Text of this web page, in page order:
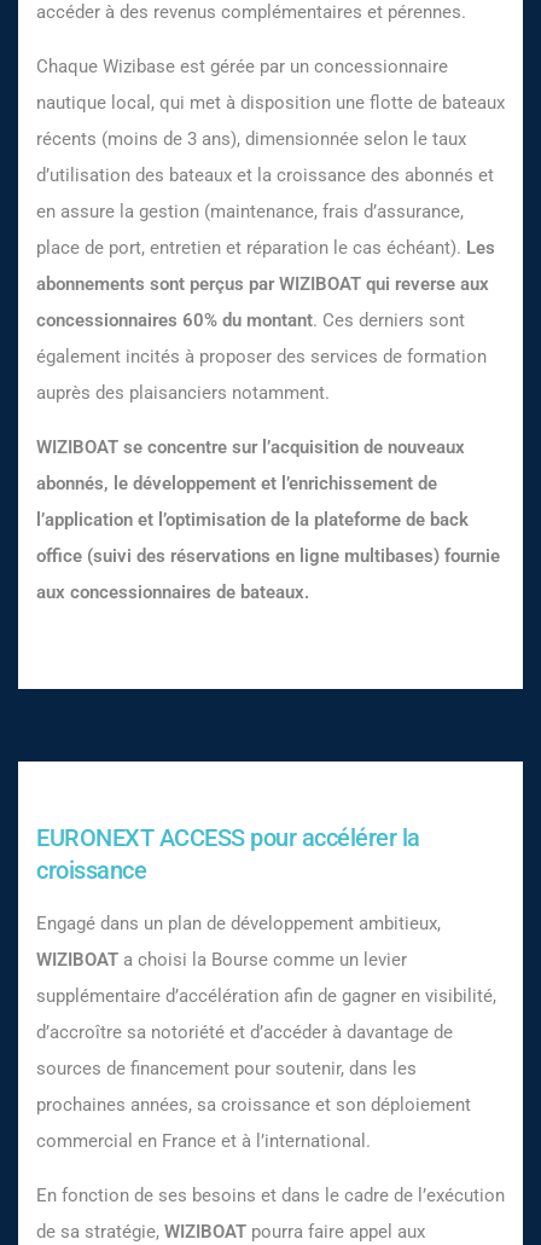
accéder à des revenus complémentaires et pérennes.
Chaque Wizibase est gérée par un concessionnaire
nautique local, qui met à disposition une flotte de bateaux
récents (moins de 3 ans), dimensionnée selon le taux
d’utilisation des bateaux et la croissance des abonnés et
en assure la gestion (maintenance, frais d’assurance,
place de port, entretien et réparation le cas échéant). Les
abonnements sont perçus parWIZIBOAT qui reverse aux
concessionnaires 60% du montant. Ces derniers sont
également incités à proposer des services de formation
auprès des plaisanciers notamment.
WIZIBOAT se concentre sur l’acquisition de nouveaux
abonnés, le développement et l’enrichissement de
l’application et l’optimisation de la plateforme de back
office (suivi des réservations en ligne multibases) fournie
aux concessionnaires de bateaux.
EURONEXT ACCESS pour accélérer la
croissance
Engagé dans un plan de développement ambitieux,
WIZIBOAT a choisi la Bourse comme un levier
supplémentaire d’accélération afin de gagner en visibilité,
d’accroître sa notoriété et d’accéder à davantage de
sources de financement pour soutenir, dans les
prochaines années, sa croissance et son déploiement
commercial en France et à l’international.
En fonction de ses besoins et dans le cadre de l’exécution
de sa stratégie, WIZIBOAT pourra faire appel aux